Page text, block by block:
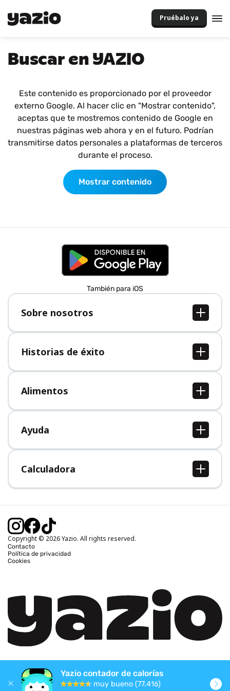
Pruébalo ya
Buscar en YAZIO
Este contenido es proporcionado por el proveedor
externo Google. Al hacer clic en "Mostrar contenido",
aceptas que te mostremos contenido de Google en
nuestras páginas web ahora y en el futuro. Podrían
transmitirse datos personales a plataformas de terceros
durante el proceso.
Mostrar contenido
También para iOS
Sobre nosotros
Sobre nosotros
Empleo
Prensa
Historias de éxito
Todas las historias de éxito
Alimentos
Todos los alimentos
Ayuda
Centro de ayuda
Calculadora
Calcular IMC
Calcular peso ideal
Calcular calorías quemadas
Copyright © 2026 Yazio. All rights reserved.
Contacto
Política de privacidad
Cookies
Yazio contador de calorías
muy bueno (77.416)